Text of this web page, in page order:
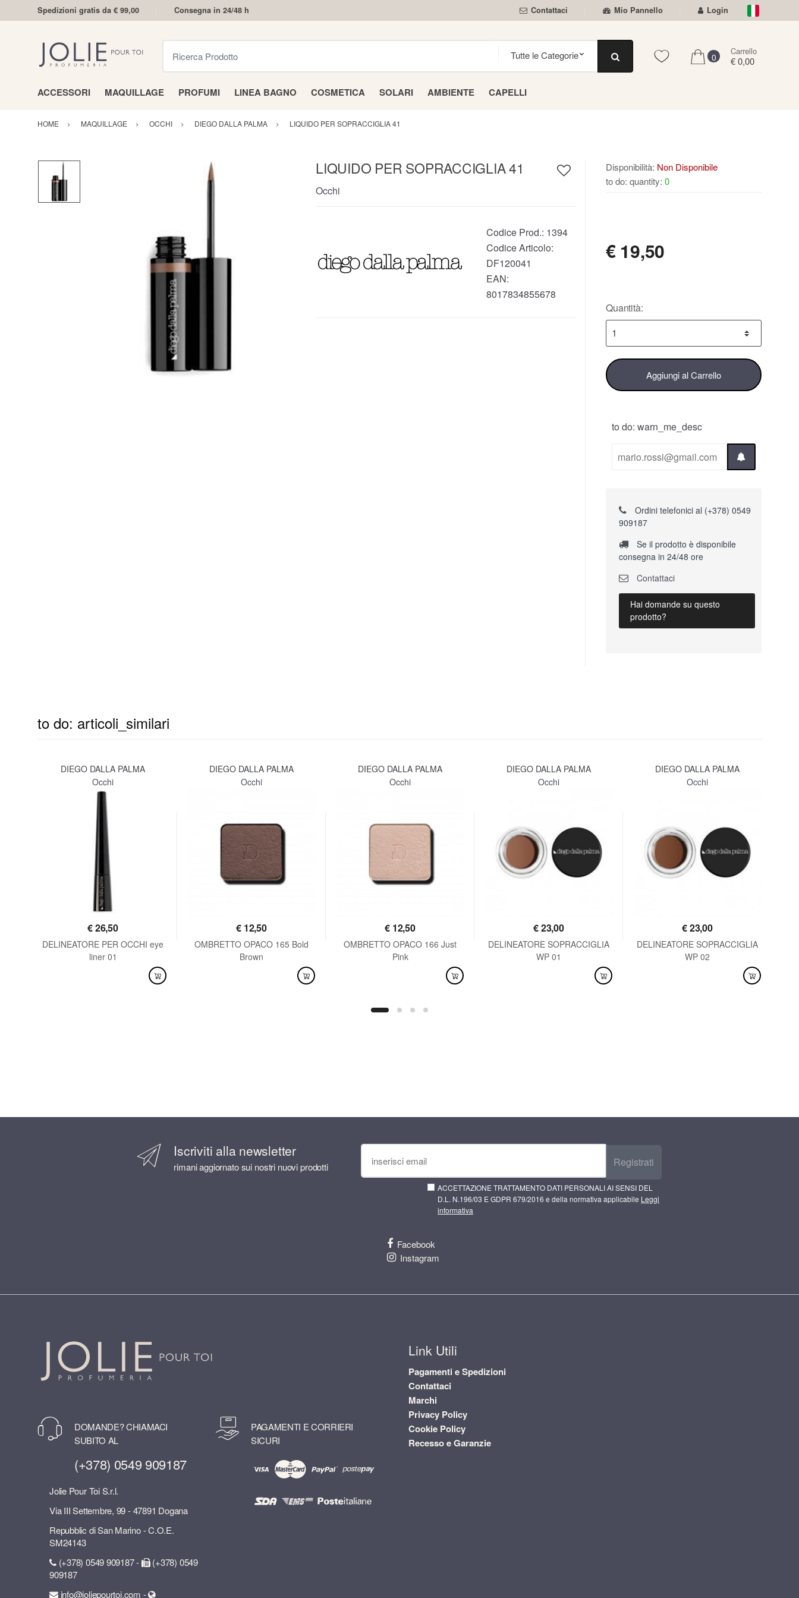
Spedizioni gratis da € 99,00 Consegna in 24/48 h Contattaci Mio Pannello Login
0
Carrello
€ 0,00
ACCESSORI MAQUILLAGE PROFUMI LINEA BAGNO COSMETICA SOLARI AMBIENTE CAPELLI
HOME MAQUILLAGE OCCHI DIEGO DALLA PALMA LIQUIDO PER SOPRACCIGLIA 41
LIQUIDO PER SOPRACCIGLIA 41
Occhi
Codice Prod.: 1394
Codice Articolo:
DF120041
EAN:
8017834855678
Disponibilità: Non Disponibile
to do: quantity: 0
€ 19,50
Quantità:
Aggiungi al Carrello
to do: warn_me_desc
Ordini telefonici al (+378) 0549
909187
Se il prodotto è disponibile
consegna in 24/48 ore
Contattaci
Hai domande su questo
prodotto?
to do: articoli_similari
DIEGO DALLA PALMA
Occhi
€26,50
DELINEATORE PER OCCHI eye
liner 01
DIEGO DALLA PALMA
Occhi
€ 12,50
OMBRETTO OPACO 165 Bold
Brown
DIEGO DALLA PALMA
Occhi
€ 12,50
OMBRETTO OPACO 166 Just
Pink
DIEGO DALLA PALMA
Occhi
€23,00
DELINEATORE SOPRACCIGLIA
WP 01
DIEGO DALLA PALMA
Occhi
€23,00
DELINEATORE SOPRACCIGLIA
WP 02
Iscriviti alla newsletter
rimani aggiornato sui nostri nuovi prodotti Registrati
ACCETTAZIONE TRATTAMENTO DATI PERSONALI AI SENSI DEL
D.L. N.196/03 E GDPR 679/2016 e della normativa applicabile Leggi
informativa
Facebook
Instagram
DOMANDE? CHIAMACI
SUBITO AL
(+378) 0549 909187
Jolie Pour Toi S.r.l.
Via III Settembre, 99 - 47891 Dogana
Repubblic di San Marino - C.O.E.
SM24143
(+378) 0549 909187 -
(+378) 0549
909187
info@joliepourtoi.com -
PAGAMENTI E CORRIERI
SICURI
Link Utili
Pagamenti e Spedizioni
Contattaci
Marchi
Privacy Policy
Cookie Policy
Recesso e Garanzie